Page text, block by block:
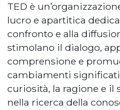
TED è
lucro e apartitica
confronto e alla
stimolano il dialogo,
comprensione e
cambiamenti
curiosità, la ragione e il
nella ricerca della